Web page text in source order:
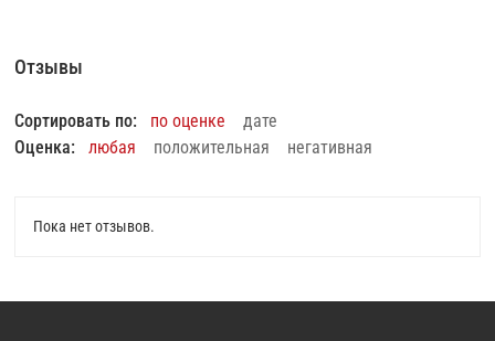
Отзывы
Сортировать по: по оценке
дате
Оценка:
любая положительная негативная
Пока нет отзывов.